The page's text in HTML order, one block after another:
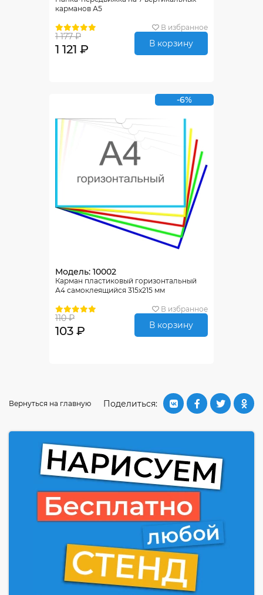
карманов А5
В избранное
1 177 ₽
1 121 ₽ В корзину
-6%
Модель: 10002
Карман пластиковый горизонтальный
А4 самоклеящийся 315х215 мм
В избранное
110 ₽
103 ₽ В корзину
Поделиться:
Вернуться на главную